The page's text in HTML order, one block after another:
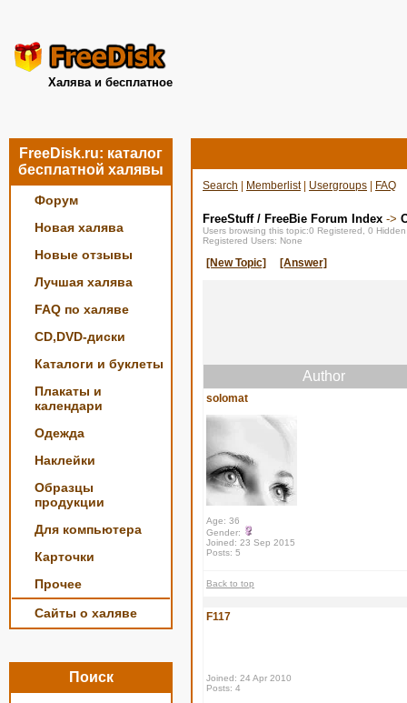
Халява и бесплатное
FreeDisk.ru: каталог
бесплатной халявы
Форум
Новая халява
Новые отзывы
Лучшая халява
FAQ по халяве
CD,DVD-диски
Каталоги и буклеты
Плакаты и
календари
Одежда
Наклейки
Образцы
продукции
Для компьютера
Карточки
Прочее
Сайты о халяве
Поиск
Search Memberlist| Usergroups FAQ
FreeStuff / FreeBie Forum Index ->
Users browsing this topic:0 Registered, 0
Registered Users: None
[New Topic] [Answer]
Author
solomat
Age: 36
Gender:
Joined: 23 Sep 2015
Posts: 5
Back to top
F117
Joined: 24 Apr 2010
Posts: 4